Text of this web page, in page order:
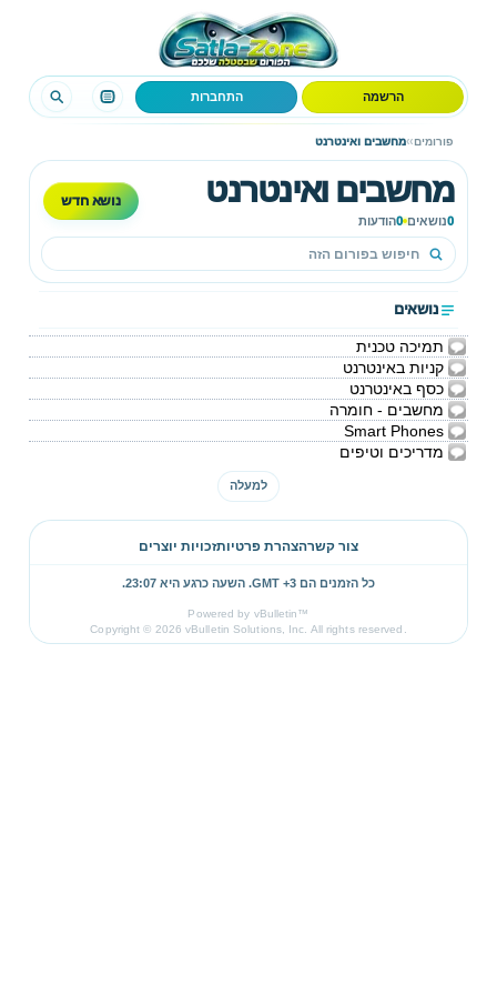
הרשמה התחברות
פורומים›
›מחשבים ואינטרנט
מחשבים ואינטרנט
0נושאים 0הודעות
נושא חדש
נושאים
תמיכה טכנית
קניות באינטרנט
כסף באינטרנט
מחשבים - חומרה
Smart Phones
מדריכים וטיפים
למעלה
צור קשרהצהרת פרטיותזכויות יוצרים
כל הזמנים הם GMT +3. השעה כרגע היא 23:07
.
Powered by vBulletin™
Copyright © 2026 vBulletin Solutions, Inc. All rights reserved.